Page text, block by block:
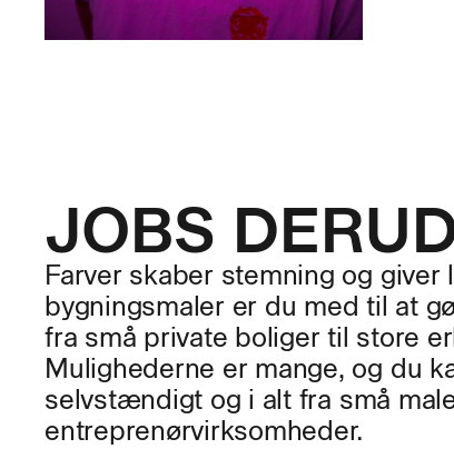
JOBS
Farver skaber stemning og giver
bygningsmaler er du med til at
fra små private boliger til store
Mulighederne er mange, og du
selvstændigt og i alt fra små
entreprenørvirksomheder.